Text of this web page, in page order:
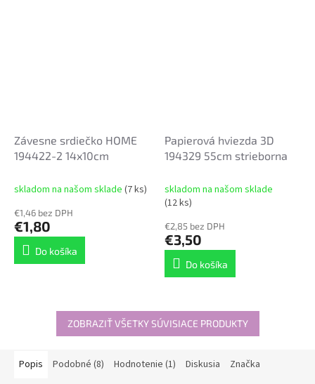
Závesne srdiečko HOME
194422-2 14x10cm
skladom na našom sklade (7 ks)
€1,46 bez DPH
€1,80
Do košíka
Papierová hviezda 3D
194329 55cm strieborna
skladom na našom sklade
(12 ks)
€2,85 bez DPH
€3,50
Do košíka
ZOBRAZIŤ VŠETKY SÚVISIACE PRODUKTY
Popis Podobné (8) Hodnotenie (1) Diskusia Značka